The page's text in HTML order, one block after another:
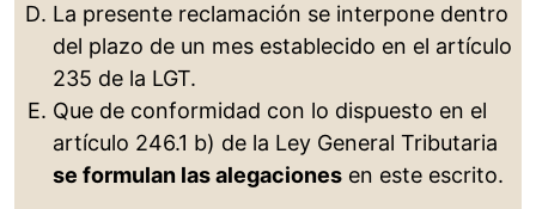
La presente reclamación se interpone dentro
del plazo de un mes establecido en el artículo
235 de la LGT.
Que de conformidad con lo dispuesto en el
artículo 246.1 b) de la Ley General Tributaria
se formulan las alegaciones en este escrito.